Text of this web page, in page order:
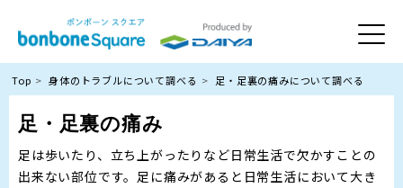
Top 身体のトラブルについて調べる 足・足裏の痛みについて調べる
足・足裏の痛み
足は歩いたり、立ち上がったりなど日常生活で欠かすことの
出来ない部位です。足に痛みがあると日常生活において大き